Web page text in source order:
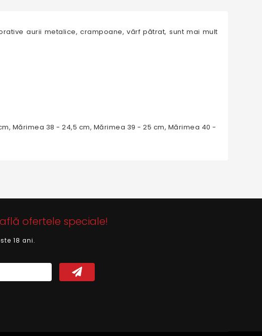
aurii metalice, crampoane, vârf pătrat, sunt mai mult
Mărimea 38 - 24,5 cm, Mărimea 39 - 25 cm, Mărimea 40 -
ofertele speciale!
18 ani.